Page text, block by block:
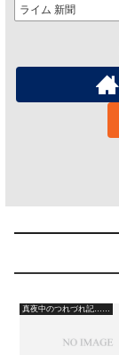
ライム 新聞
真夜中のつれづれ記……